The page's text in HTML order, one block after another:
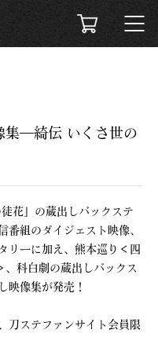
集―綺伝 いくさ世の
花」の蔵出しバックステ
組のダイジェスト映像、
リーに加え、熊本巡り＜四
科白劇の蔵出しバックス
映像集が発売！
刀ステファンサイト会員限